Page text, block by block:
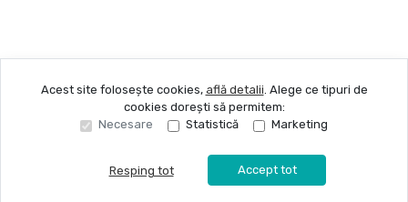
Sună acum Solicită vizionare
Acest site folosește cookies, află detalii. Alege ce tipuri de
cookies dorești să permitem:
Necesare
Statistică Marketing
Resping tot Accept tot